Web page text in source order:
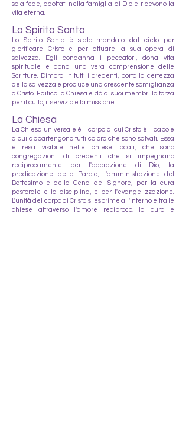
sola fede, adottati nella famiglia di Dio e ricevono la
vita eterna.
Lo Spirito Santo
Lo Spirito Santo è stato mandato dal cielo per
glorificare Cristo e per attuare la sua opera di
salvezza. Egli condanna i peccatori, dona vita
spirituale e dona una vera comprensione delle
Scritture. Dimora in tutti i credenti, porta la certezza
della salvezza e produce una crescente somiglianza
a Cristo. Edifica la Chiesa e dà ai suoi membri la forza
per il culto, il servizio e la missione.
La Chiesa
La Chiesa universale è il corpo di cui Cristo è il capo e
a cui appartengono tutti coloro che sono salvati. Essa
è resa visibile nelle chiese locali, che sono
congregazioni di credenti che si impegnano
reciprocamente per l'adorazione di Dio, la
predicazione della Parola, l'amministrazione del
Battesimo e della Cena del Signore; per la cura
pastorale e la disciplina, e per l'evangelizzazione.
L'unità del corpo di Cristo si esprime all'interno e tra le
chiese attraverso l'amore reciproco, la cura e